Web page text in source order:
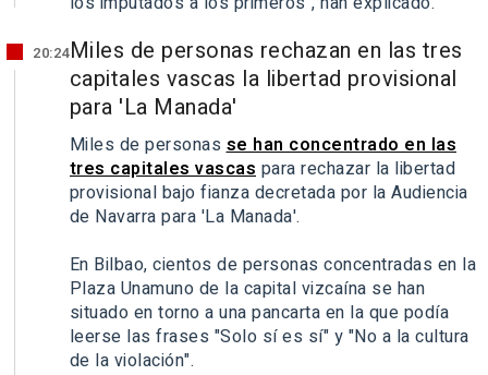
20:24Miles de personas rechazan en las tres
capitales vascas la libertad provisional
para 'La Manada'
Miles de personasse han concentrado en las
tres capitales vascas para rechazar la libertad
provisional bajo fianza decretada por la Audiencia
de Navarra para 'La Manada'.
En Bilbao, cientos de personas concentradas en la
Plaza Unamuno de la capital vizcaína se han
situado en torno a una pancarta en la que podía
leerse las frases "Solo sí es sí" y "No a la cultura
de la violación".